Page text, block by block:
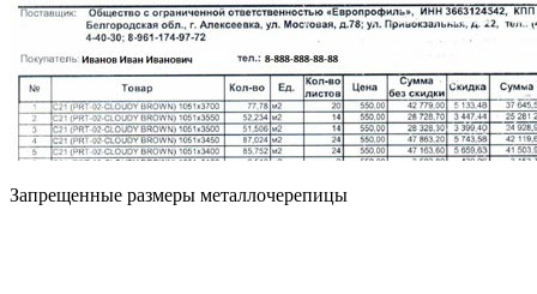
Запрещенные размеры металлочерепицы